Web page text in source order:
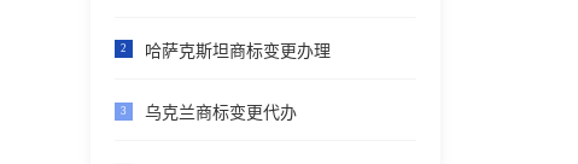
2 哈萨克斯坦商标变更办理
3 乌克兰商标变更代办